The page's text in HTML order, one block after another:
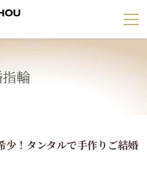
輪
少！タンタルで手作りご結婚